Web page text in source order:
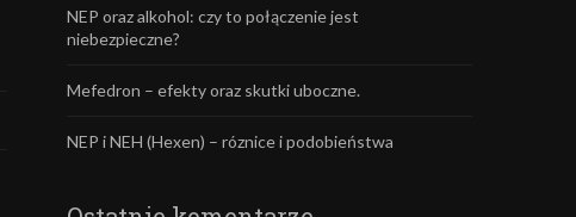
NEP oraz alkohol: czy to połączenie jest
niebezpieczne?
Mefedron – efekty oraz skutki uboczne.
NEP i NEH (Hexen) – róznice i podobieństwa